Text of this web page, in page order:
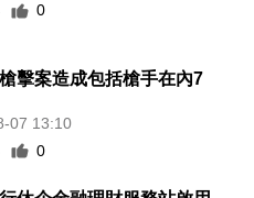
0
擊案造成包括槍手在內7
07 13:10
0